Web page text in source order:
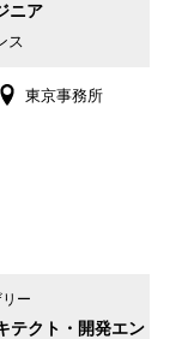
ニア
ス
東京事務所
テクト・開発エン
ー